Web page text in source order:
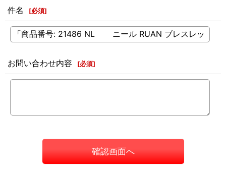
件名 [必須]
お問い合わせ内容 [必須]
確認画面へ